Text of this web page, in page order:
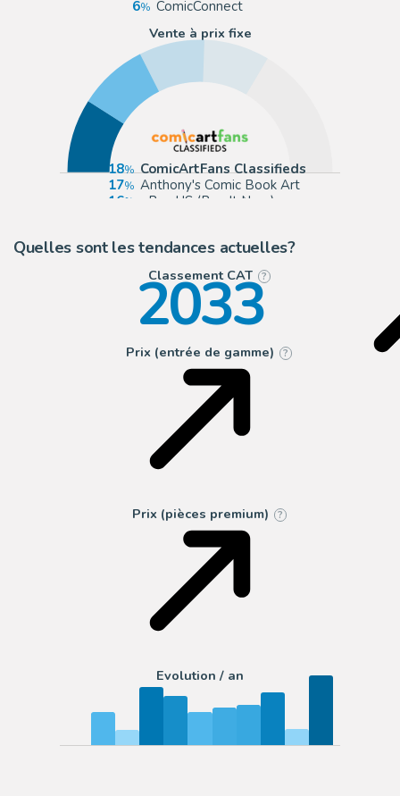
6
ComicConnect
Vente à prix fixe
18
ComicArtFans Classifieds
17
Anthony's Comic Book Art
16
eBay US (Buy It Now)
Quelles sont les tendances actuelles?
Classement CAT ?
2033
Prix (entrée de gamme) ?
Prix (pièces premium) ?
Evolution / an